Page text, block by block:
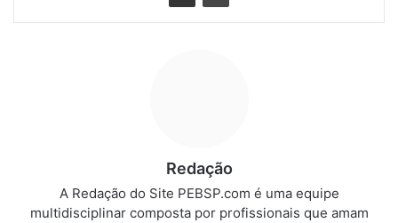
Redação
A Redação do Site PEBSP.com é uma equipe
multidisciplinar composta por profissionais que amam